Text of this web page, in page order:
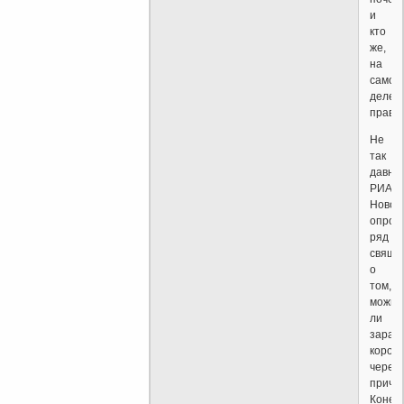
и
кто
же,
на
самом
деле,
прав.
Не
так
давно
РИА
ряд
о
том,
можно
ли
через